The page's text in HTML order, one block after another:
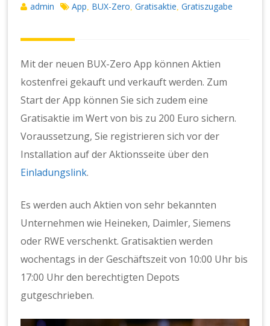
admin App BUX-Zero ,Gratisaktie ,Gratiszugabe
Mit der neuen BUX-Zero App können Aktien
kostenfrei gekauft und verkauft werden. Zum
Start der App können Sie sich zudem eine
Gratisaktie im Wert von bis zu 200 Euro sichern.
Voraussetzung, Sie registrieren sich vor der
Installation auf der Aktionsseite über den
Einladungslink.
Es werden auch Aktien von sehr bekannten
Unternehmen wie Heineken, Daimler, Siemens
oder RWE verschenkt. Gratisaktien werden
wochentags in der Geschäftszeit von 10:00 Uhr bis
17:00 Uhr den berechtigten Depots
gutgeschrieben.